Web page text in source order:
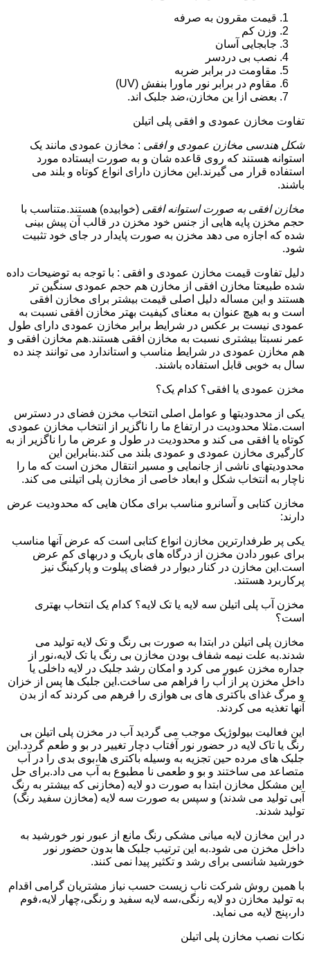
قیمت مقرون به صرفه
وزن کم
جابجایی آسان
نصب بی دردسر
مقاومت در برابر ضربه
مقاوم در برابر نور ماورا بنفش (UV)
بعضی ازا ین مخازن،ضد جلبک اند.
تفاوت مخازن عمودی و افقی پلی اتیلن
شکل هندسی مخازن عمودی و افقی : مخازن عمودی مانند یک
استوانه هستند که روی قاعده شان و به صورت ایستاده مورد
استفاده قرار می گیرند.این مخازن دارای انواع کوتاه و بلند می
باشند.
مخازن افقی به صورت استوانه افقی (خوابیده) هستند.متناسب با
حجم مخزن پایه هایی از جنس خود مخزن در قالب آن پیش بینی
شده که اجازه می دهد مخزن به صورت پایدار در جای خود تثبیت
شود.
دلیل تفاوت قیمت مخازن عمودی و افقی : با توجه به توضیحات داده
شده طبیعتا مخازن افقی از مخازن هم حجم عمودی سنگین تر
هستند و این مساله دلیل اصلی قیمت بیشتر برای مخازن افقی
است و به هیچ عنوان به معنای کیفیت بهتر مخازن افقی نسبت به
عمودی نیست بر عکس در شرایط برابر مخازن عمودی دارای طول
عمر نسبتا بیشتری نسبت به مخازن افقی هستند.هم مخازن افقی و
هم مخازن عمودی در شرایط مناسب و استاندارد می توانند چند ده
سال به خوبی قابل استفاده باشند.
مخزن عمودی یا افقی؟ کدام یک؟
یکی از محدودیتها و عوامل اصلی انتخاب مخزن فضای در دسترس
است.مثلا محدودیت در ارتفاع ما را ناگزیر از انتخاب مخازن عمودی
کوتاه یا افقی می کند و محدودیت در طول و عرض ما را ناگزیر از به
کارگیری مخازن عمودی و عمودی بلند می کند.بنابراین این
محدودیتهای ناشی از جانمایی و مسیر انتقال مخزن است که ما را
ناچار به انتخاب شکل و ابعاد خاصی از مخازن پلی اتیلنی می کند.
مخازن کتابی و آسانرو مناسب برای مکان هایی که محدودیت عرض
دارند:
یکی پر طرفدارترین مخازن انواع کتابی است که عرض آنها مناسب
برای عبور دادن مخزن از درگاه های باریک و دربهای کم عرض
است.این مخازن در کنار دیوار در فضای پیلوت و پارکینگ نیز
پرکاربرد هستند.
مخزن آب پلی اتیلن سه لایه یا تک لایه؟ کدام یک انتخاب بهتری
است؟
مخازن پلی اتیلن در ابتدا به صورت بی رنگ و تک لایه تولید می
شدند.به علت نیمه شفاف بودن مخازن بی رنگ یا تک لایه،نور از
جداره مخزن عبور می کرد و امکان رشد جلبک در لایه داخلی یا
داخل مخزن پر از آب را فراهم می ساخت.این جلبک ها پس از خزان
و مرگ غذای باکتری های بی هوازی را فرهم می کردند که از بدن
آنها تغذیه می کردند.
این فعالیت بیولوژیک موجب می گردید آب در مخزن پلی اتیلن بی
رنگ یا تاک لایه در حضور نور آفتاب دچار تغییر در بو و طعم گردد.این
جلبک های مرده حین تجزیه به وسیله باکتری ها،بوی بدی را در آب
متصاعد می ساختند و بو و طعمی نا مطبوع به آب می داد.برای حل
این مشکل مخازن ابتدا به صورت دو لایه (مخازنی که بیشتر به رنگ
آبی تولید می شدند) و سپس به صورت سه لایه (مخازن سفید رنگ)
تولید شدند.
در این مخازن لایه میانی مشکی رنگ مانع از عبور نور خورشید به
داخل مخزن می شود.به این ترتیب جلبک ها بدون حضور نور
خورشید شانسی برای رشد و تکثیر پیدا نمی کنند.
با همین روش شرکت ناب زیست حسب نیاز مشتریان گرامی اقدام
به تولید مخازن دو لایه رنگی،سه لایه سفید و رنگی،چهار لایه،فوم
دار،پنج لایه می نماید.
نکات نصب مخازن پلی اتیلن